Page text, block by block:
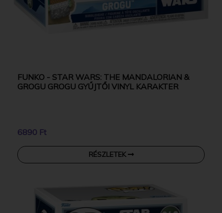
FUNKO - STAR WARS: THE MANDALORIAN &
GROGU GROGU GYŰJTŐI VINYL KARAKTER
6890 Ft
RÉSZLETEK